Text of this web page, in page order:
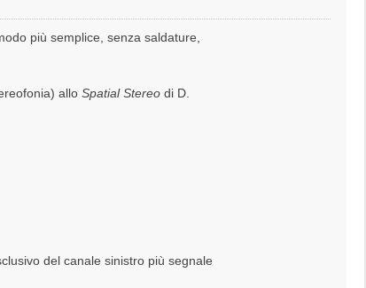
più semplice, senza saldature,
allo Spatial Stereo di D.
del canale sinistro più segnale